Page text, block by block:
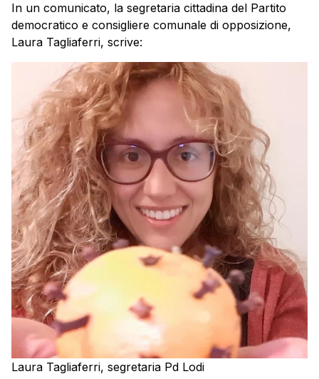
In un comunicato, la segretaria cittadina del Partito
democratico e consigliere comunale di opposizione,
Laura Tagliaferri, scrive:
Laura Tagliaferri, segretaria Pd Lodi